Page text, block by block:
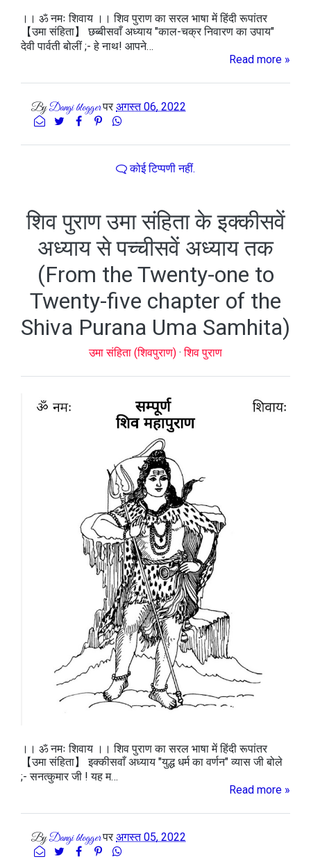
।। ॐ नमः शिवाय ।। शिव पुराण का सरल भाषा में हिंदी रूपांतर
【उमा संहिता】 छब्बीसवाँ अध्याय "काल-चक्र निवारण का उपाय"
देवी पार्वती बोलीं ;- हे नाथ! आपने…
Read more »
ByDangi bloggerपर अगस्त 06, 2022
कोई टिप्पणी नहीं.
शिव पुराण उमा संहिता के इक्कीसवें
अध्याय से पच्चीसवें अध्याय तक
(From the Twenty-one to
Twenty-five chapter of the
Shiva Purana Uma Samhita)
उमा संहिता (शिवपुराण) ·शिव पुराण
।। ॐ नमः शिवाय ।। शिव पुराण का सरल भाषा में हिंदी रूपांतर
【उमा संहिता】 इक्कीसवाँ अध्याय "युद्ध धर्म का वर्णन" व्यास जी बोले
;- सनत्कुमार जी ! यह म…
Read more »
ByDangi bloggerपर अगस्त 05, 2022